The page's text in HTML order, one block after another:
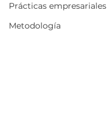
Prácticas empresariales
Metodología